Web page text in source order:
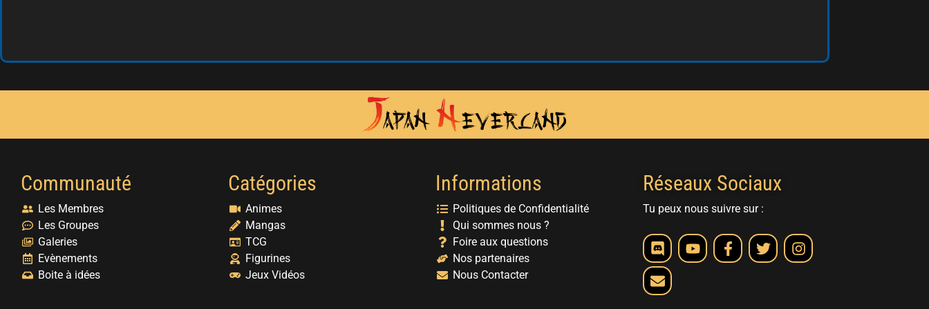
Communauté
Les Membres
Les Groupes
Galeries
Evènements
Boite à idées
Catégories
Animes
Mangas
TCG
Figurines
Jeux Vidéos
Informations
Politiques de Confidentialité
Qui sommes nous ?
Foire aux questions
Nos partenaires
Nous Contacter
Réseaux Sociaux
Tu peux nous suivre sur :